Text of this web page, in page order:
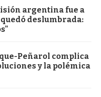
argentina fue a
deslumbrada:
Peñarol complica
y la polémica